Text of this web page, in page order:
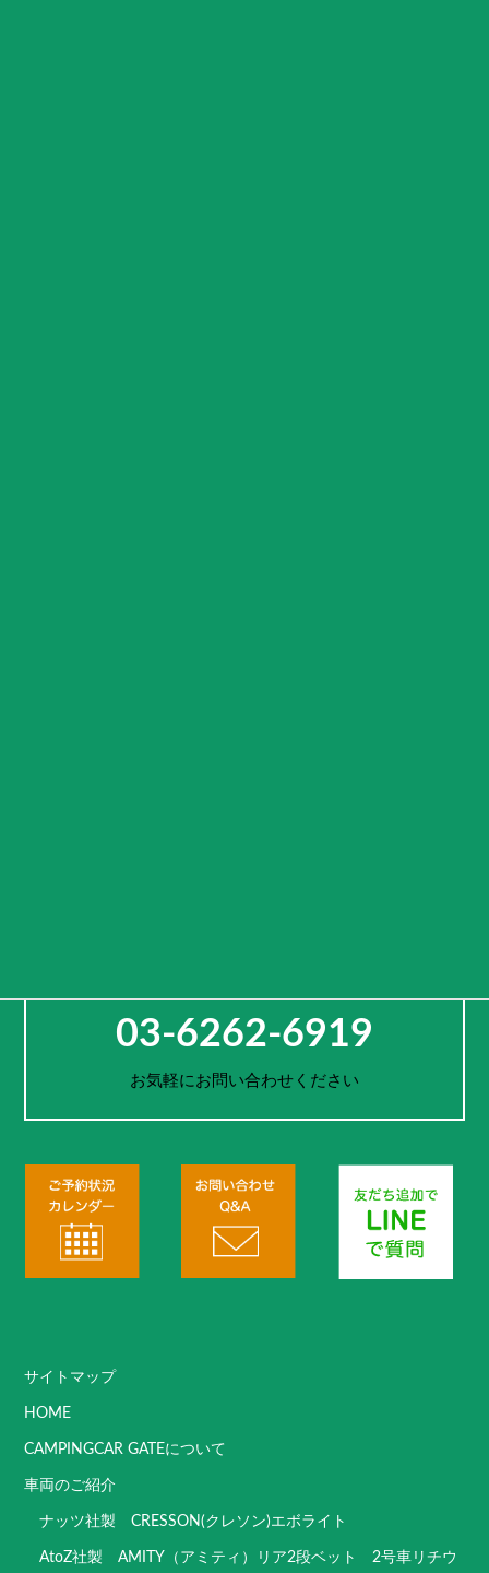
03-6262-6919
お気軽にお問い合わせください
サイトマップ
HOME
CAMPINGCAR GATEについて
車両のご紹介
ナッツ社製 CRESSON(クレソン)エボライト
AtoZ社製 AMITY（アミティ）リア2段ベット 2号車リチウ